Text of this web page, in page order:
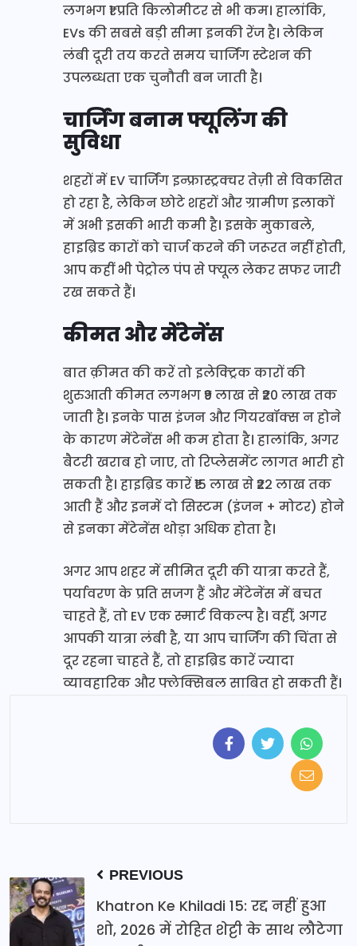
लगभग ₹1 प्रति किलोमीटर से भी कम। हालांकि,
EVs की सबसे बड़ी सीमा इनकी रेंज है। लेकिन
लंबी दूरी तय करते समय चार्जिंग स्टेशन की
उपलब्धता एक चुनौती बन जाती है।
चार्जिंग बनाम फ्यूलिंग की
सुविधा
शहरों में EV चार्जिंग इन्फ्रास्ट्रक्चर तेज़ी से विकसित
हो रहा है, लेकिन छोटे शहरों और ग्रामीण इलाकों
में अभी इसकी भारी कमी है। इसके मुकाबले,
हाइब्रिड कारों को चार्ज करने की जरूरत नहीं होती,
आप कहीं भी पेट्रोल पंप से फ्यूल लेकर सफर जारी
रख सकते हैं।
कीमत और मेंटेनेंस
बात क़ीमत की करें तो इलेक्ट्रिक कारों की
शुरुआती कीमत लगभग ₹9 लाख से ₹20 लाख तक
जाती है। इनके पास इंजन और गियरबॉक्स न होने
के कारण मेंटेनेंस भी कम होता है। हालांकि, अगर
बैटरी खराब हो जाए, तो रिप्लेसमेंट लागत भारी हो
सकती है। हाइब्रिड कारें ₹15 लाख से ₹22 लाख तक
आती हैं और इनमें दो सिस्टम (इंजन + मोटर) होने
से इनका मेंटेनेंस थोड़ा अधिक होता है।
अगर आप शहर में सीमित दूरी की यात्रा करते हैं,
पर्यावरण के प्रति सजग हैं और मेंटेनेंस में बचत
चाहते हैं, तो EV एक स्मार्ट विकल्प है। वहीं, अगर
आपकी यात्रा लंबी है, या आप चार्जिंग की चिंता से
दूर रहना चाहते हैं, तो हाइब्रिड कारें ज्यादा
व्यावहारिक और फ्लेक्सिबल साबित हो सकती हैं।
PREVIOUS
Khatron Ke Khiladi 15: रद्द नहीं हुआ
शो, 2026 में रोहित शेट्टी के साथ लौटेगा